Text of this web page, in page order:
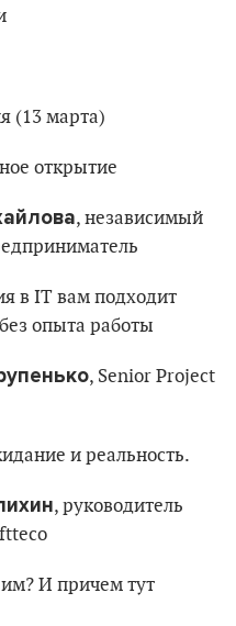
(13 марта)
открытие
, независимый
в IT вам подходит
опыта работы
, Senior Project
и реальность.
, руководитель
И причем тут